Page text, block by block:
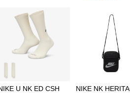
21家銀行
第一商業銀行
彰化商業銀行
U NK ED CSH
NIKE NK